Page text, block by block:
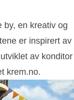
by, en kreativ og
er inspirert av
av konditor
krem.no.